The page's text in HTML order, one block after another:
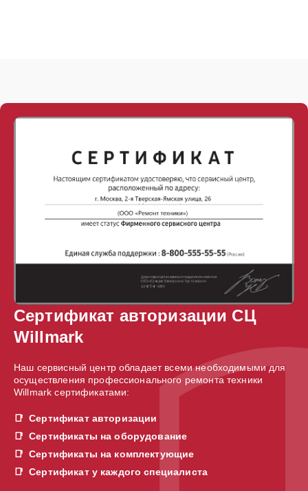
Сертификат авторизации СЦ
Willmark
Наш сервисный центр обладает всеми необходимыми для
осуществления профессионального ремонта техники
Willmark сертификатами:
Сертификат авторизации
Сертификаты на оборудование
Сертификаты на комплектующие
Сертификат у каждого специалиста